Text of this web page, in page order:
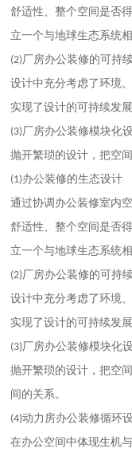
舒适性、整个空间是否
立一个与地球生态系统
(2)厂房办公装修的可持
设计中充分考虑了环境
实现了设计的可持续发展
(3)厂房办公装修模块化
抛开繁琐的设计，把空
(1)办公装修的生态设计
通过协调办公装修室内
舒适性、整个空间是否
立一个与地球生态系统
(2)厂房办公装修的可持
设计中充分考虑了环境
实现了设计的可持续发展
(3)厂房办公装修模块化
抛开繁琐的设计，把空
间的关系。
(4)动力房办公装修循环
在办公空间中体现生机